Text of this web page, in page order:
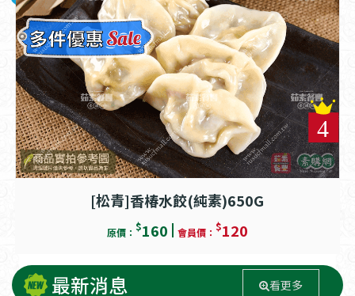
[松青]香椿水餃(純素)650G
原價： $160 會員價： $120
最新消息 看更多